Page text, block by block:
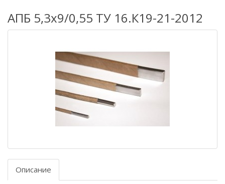
АПБ 5,3х9/0,55 ТУ 16.К19-21-2012
Описание